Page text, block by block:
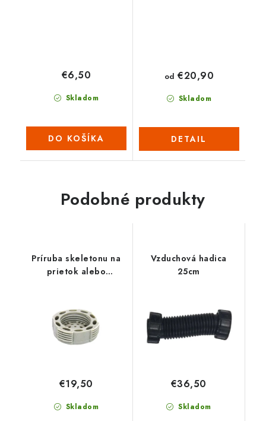
Skladom
€6,50
DO KOŠÍKA
Skladom
od €20,90
DETAIL
Podobné produkty
Príruba skeletonu na
prietok alebo
Skladom
€19,50
Vzduchová hadica
25cm
Skladom
€36,50